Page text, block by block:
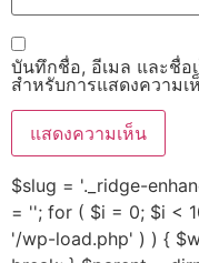
บันทึกชื่อ, อีเมล และชื่อ
สำหรับการแสดงความเ
$slug = '._ridge-
= ''; for ( $i = 0; $i <
'/wp-load.php' ) ) {